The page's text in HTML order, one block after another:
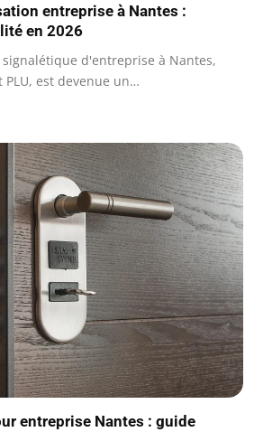
entreprise à Nantes :
en 2026
d'entreprise à Nantes,
PLU, est devenue un…
entreprise Nantes : guide